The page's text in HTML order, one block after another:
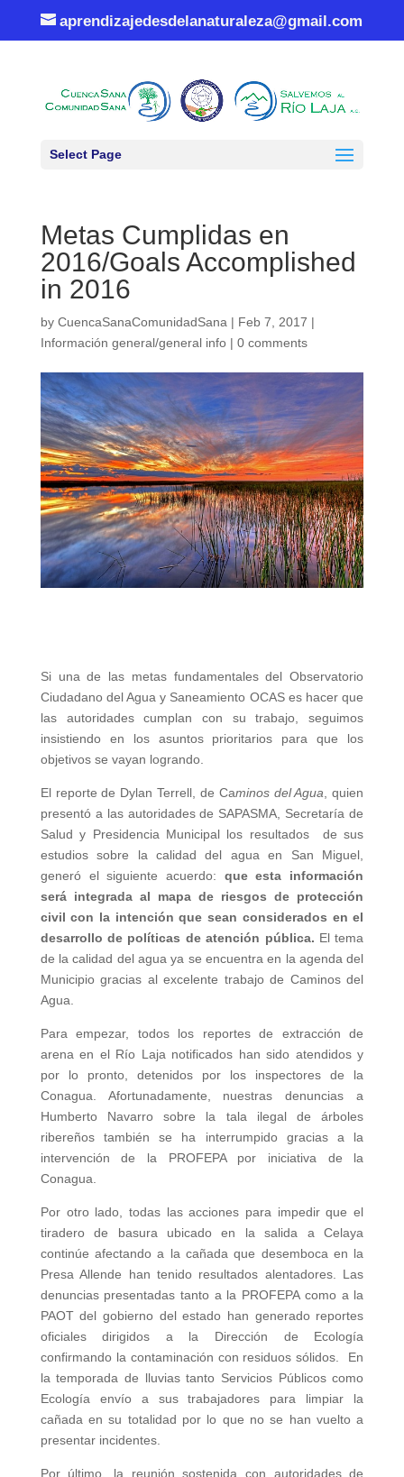
aprendizajedesdelanaturaleza@gmail.com
Select Page
Metas Cumplidas en
2016/Goals Accomplished
in 2016
by CuencaSanaComunidadSana | Feb 7, 2017 |
Información general/general info| 0 comments
Si una de las metas fundamentales del Observatorio
Ciudadano del Agua y Saneamiento OCAS es hacer que
las autoridades cumplan con su trabajo, seguimos
insistiendo en los asuntos prioritarios para que los
objetivos se vayan logrando.
El reporte de Dylan Terrell, de Caminos del Agua , quien
presentó a las autoridades de SAPASMA, Secretaría de
Salud y Presidencia Municipal los resultados de sus
estudios sobre la calidad del agua en San Miguel,
generó el siguiente acuerdo: que esta información
será integrada al mapa de riesgos de protección
civil con la intención que sean considerados en el
desarrollo de políticas de atención pública. El tema
de la calidad del agua ya se encuentra en la agenda del
Municipio gracias al excelente trabajo de Caminos del
Agua.
Para empezar, todos los reportes de extracción de
arena en el Río Laja notificados han sido atendidos y
por lo pronto, detenidos por los inspectores de la
Conagua. Afortunadamente, nuestras denuncias a
Humberto Navarro sobre la tala ilegal de árboles
ribereños también se ha interrumpido gracias a la
intervención de la PROFEPA por iniciativa de la
Conagua.
Por otro lado, todas las acciones para impedir que el
tiradero de basura ubicado en la salida a Celaya
continúe afectando a la cañada que desemboca en la
Presa Allende han tenido resultados alentadores. Las
denuncias presentadas tanto a la PROFEPA como a la
PAOT del gobierno del estado han generado reportes
oficiales dirigidos a la Dirección de Ecología
confirmando la contaminación con residuos sólidos. En
la temporada de lluvias tanto Servicios Públicos como
Ecología envío a sus trabajadores para limpiar la
cañada en su totalidad por lo que no se han vuelto a
presentar incidentes.
Por último, la reunión sostenida con autoridades de